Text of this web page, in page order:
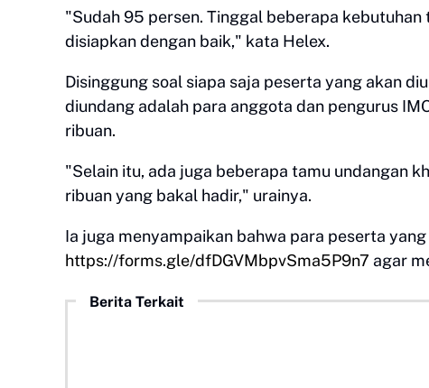
"Sudah 95 persen. Tinggal beberapa
disiapkan dengan baik," kata Helex.
Disinggung soal siapa saja peserta yang akan
diundang adalah para anggota dan pengurus
ribuan.
"Selain itu, ada juga beberapa tamu undangan
ribuan yang bakal hadir," urainya.
Ia juga menyampaikan bahwa para peserta
https://forms.gle/dfDGVMbpvSma5P9n7 agar
Berita Terkait